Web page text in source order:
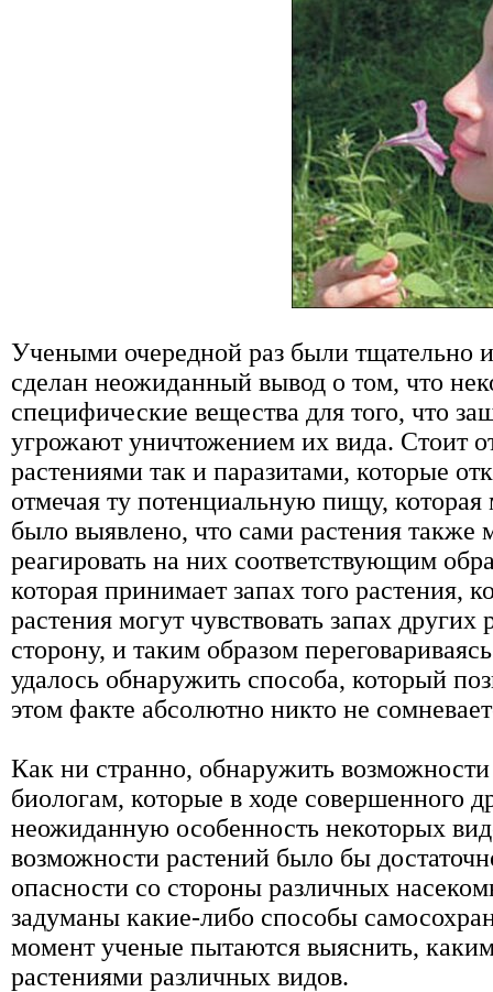
Учеными очередной раз были тщательно
сделан неожиданный вывод о том, что
специфические вещества для того, что
угрожают уничтожением их вида. Стоит
растениями так и паразитами, которые
отмечая ту потенциальную пищу,
было выявлено, что сами растения также
реагировать на них соответствующим
которая принимает запах того растения,
растения могут чувствовать запах
сторону, и таким образом
удалось обнаружить способа, который
этом факте абсолютно никто не
Как ни странно, обнаружить
биологам, которые в ходе совершенного
неожиданную особенность некоторых
возможности растений было бы
опасности со стороны различных
задуманы какие-либо способы
момент ученые пытаются выяснить,
растениями различных видов.